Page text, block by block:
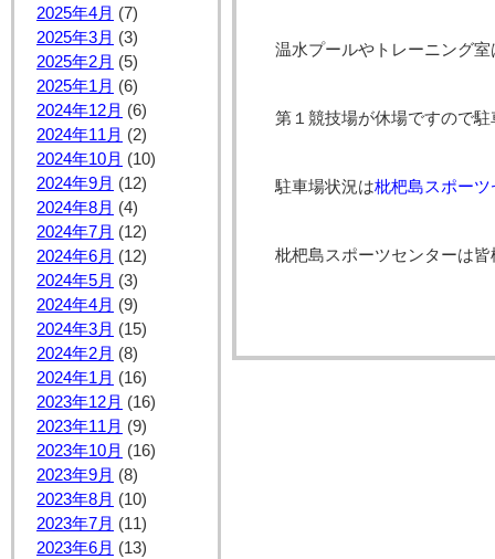
2025年4月 (7)
2025年3月 (3)
2025年2月 (5)
2025年1月 (6)
2024年12月 (6)
2024年11月 (2)
2024年10月 (10)
2024年9月 (12)
2024年8月 (4)
2024年7月 (12)
2024年6月 (12)
2024年5月 (3)
2024年4月 (9)
2024年3月 (15)
2024年2月 (8)
2024年1月 (16)
2023年12月 (16)
2023年11月 (9)
2023年10月 (16)
2023年9月 (8)
2023年8月 (10)
2023年7月 (11)
2023年6月 (13)
温水プールやトレーニング
第１競技場が休場ですので
駐車場状況は枇杷島スポー
枇杷島スポーツセンターは